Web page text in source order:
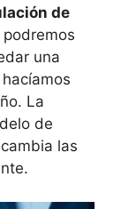
de
una
La
de
las